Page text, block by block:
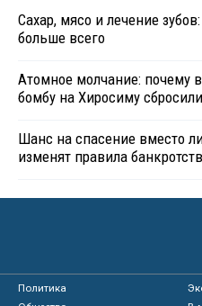
Сахар, мясо и лечение
больше всего
Атомное молчание: почему
бомбу на Хиросиму
Шанс на спасение вместо
изменят правила
Политика